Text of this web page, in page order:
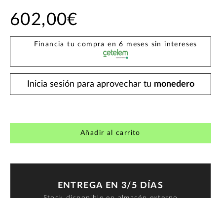
602,00€
Financia tu compra en 6 meses sin intereses
Inicia sesión para aprovechar tu monedero
Añadir al carrito
ENTREGA EN 3/5 DÍAS